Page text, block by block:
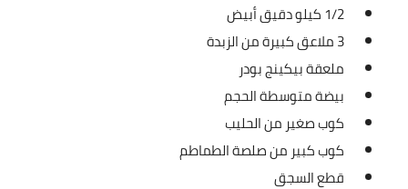
1/2 كيلو دقيق أبيض
3 ملاعق كبيرة من الزبدة
ملعقة بيكينج بودر
بيضة متوسطة الحجم
كوب صغير من الحليب
كوب كبير من صلصة الطماطم
قطع السجق